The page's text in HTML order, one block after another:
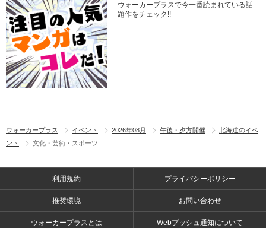
ウォーカープラスで今一番読まれている話
題作をチェック!!
ウォーカープラス イベント 2026年08月 午後・夕方開催
北海道のイベ
ント
文化・芸術・スポーツ
利用規約 プライバシーポリシー
推奨環境 お問い合わせ
ウォーカープラスとは Webプッシュ通知について